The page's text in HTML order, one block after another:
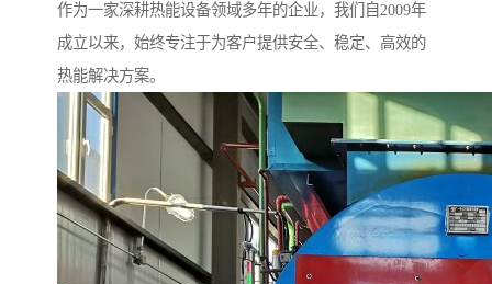
作为一家深耕热能设备领域多年的企业，我们自2009年
成立以来，始终专注于为客户提供安全、稳定、高效的
热能解决方案。